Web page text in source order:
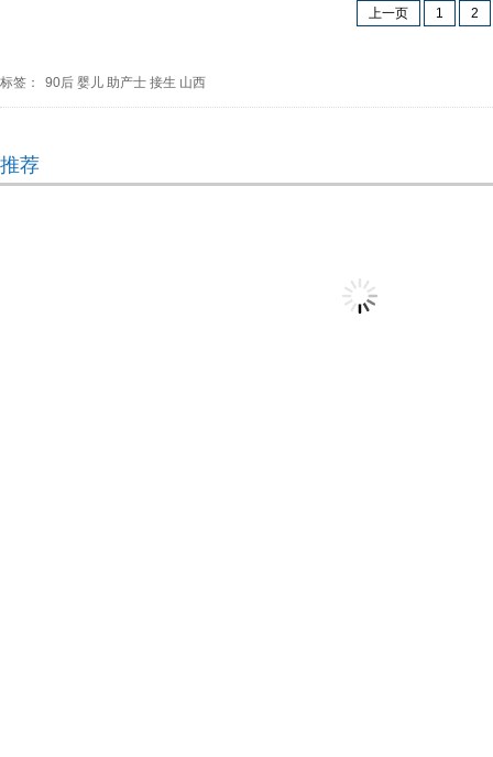
上一页 1 2
标签： 90后 婴儿 助产士 接生 山西
推荐